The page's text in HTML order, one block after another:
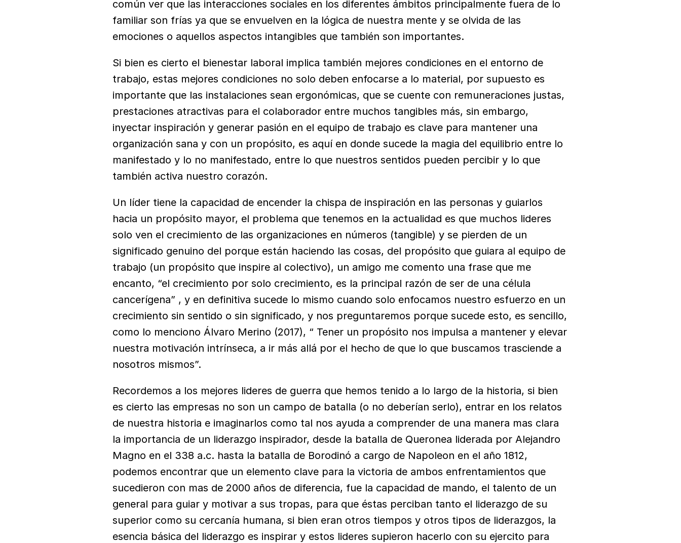
común ver que las interacciones sociales en los diferentes ámbitos principalmente fuera de lo
familiar son frías ya que se envuelven en la lógica de nuestra mente y se olvida de las
emociones o aquellos aspectos intangibles que también son importantes.
Si bien es cierto el bienestar laboral implica también mejores condiciones en el entorno de
trabajo, estas mejores condiciones no solo deben enfocarse a lo material, por supuesto es
importante que las instalaciones sean ergonómicas, que se cuente con remuneraciones justas,
prestaciones atractivas para el colaborador entre muchos tangibles más, sin embargo,
inyectar inspiración y generar pasión en el equipo de trabajo es clave para mantener una
organización sana y con un propósito, es aquí en donde sucede la magia del equilibrio entre lo
manifestado y lo no manifestado, entre lo que nuestros sentidos pueden percibir y lo que
también activa nuestro corazón.
Un líder tiene la capacidad de encender la chispa de inspiración en las personas y guiarlos
hacia un propósito mayor, el problema que tenemos en la actualidad es que muchos lideres
solo ven el crecimiento de las organizaciones en números (tangible) y se pierden de un
significado genuino del porque están haciendo las cosas, del propósito que guiara al equipo de
trabajo (un propósito que inspire al colectivo), un amigo me comento una frase que me
encanto, “el crecimiento por solo crecimiento, es la principal razón de ser de una célula
cancerígena” , y en definitiva sucede lo mismo cuando solo enfocamos nuestro esfuerzo en un
crecimiento sin sentido o sin significado, y nos preguntaremos porque sucede esto, es sencillo,
como lo menciono Álvaro Merino (2017), “ Tener un propósito nos impulsa a mantener y elevar
nuestra motivación intrínseca, a ir más allá por el hecho de que lo que buscamos trasciende a
nosotros mismos”.
Recordemos a los mejores lideres de guerra que hemos tenido a lo largo de la historia, si bien
es cierto las empresas no son un campo de batalla (o no deberían serlo), entrar en los relatos
de nuestra historia e imaginarlos como tal nos ayuda a comprender de una manera mas clara
la importancia de un liderazgo inspirador, desde la batalla de Queronea liderada por Alejandro
Magno en el 338 a.c. hasta la batalla de Borodinó a cargo de Napoleon en el año 1812,
podemos encontrar que un elemento clave para la victoria de ambos enfrentamientos que
sucedieron con mas de 2000 años de diferencia, fue la capacidad de mando, el talento de un
general para guiar y motivar a sus tropas, para que éstas perciban tanto el liderazgo de su
superior como su cercanía humana, si bien eran otros tiempos y otros tipos de liderazgos, la
esencia básica del liderazgo es inspirar y estos lideres supieron hacerlo con su ejercito para